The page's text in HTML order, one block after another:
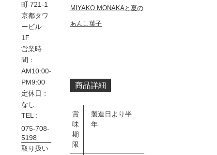
町 721-1
京都タワ
ービル
1F
営業時
間：
AM10:00-
PM9:00
定休日：
なし
TEL :
075-708-
5198
取り扱い
MIYAKO MONAKAと夏の
あんこ菓子
商品詳細
賞
味
期
限
製造日より半
年